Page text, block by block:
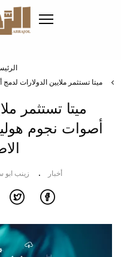
ميتا تستثمر ملايين الدولارات
ميتا تستثمر
أصوات نجوم
أخبار زينب ابو